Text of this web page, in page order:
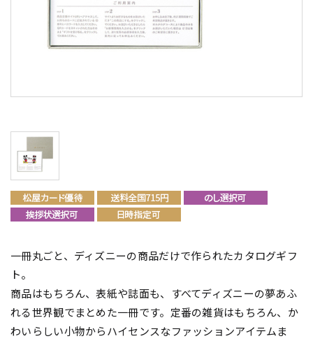
一冊丸ごと、ディズニーの商品だけで作られたカタログギフ
ト。
商品はもちろん、表紙や誌面も、すべてディズニーの夢あふ
れる世界観でまとめた一冊です。定番の雑貨はもちろん、か
わいらしい小物からハイセンスなファッションアイテムま